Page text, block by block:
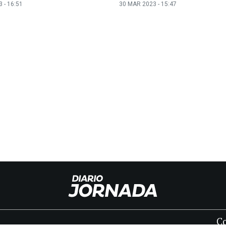
- 16:51 30 MAR 2023 - 15:47